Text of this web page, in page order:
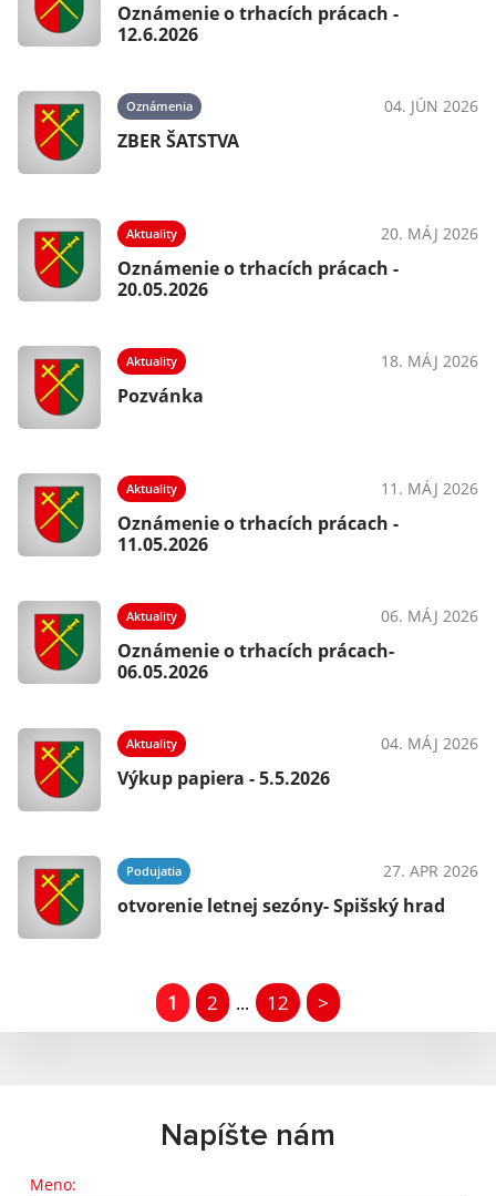
Oznámenie o trhacích prácach -
12.6.2026
Oznámenia 04. JÚN 2026
ZBER ŠATSTVA
Aktuality 20. MÁJ 2026
Oznámenie o trhacích prácach -
20.05.2026
Aktuality 18. MÁJ 2026
Pozvánka
Aktuality 11. MÁJ 2026
Oznámenie o trhacích prácach -
11.05.2026
Aktuality 06. MÁJ 2026
Oznámenie o trhacích prácach-
06.05.2026
Aktuality 04. MÁJ 2026
Výkup papiera - 5.5.2026
Podujatia 27. APR 2026
otvorenie letnej sezóny- Spišský hrad
1 2 ... 12 >
Napíšte nám
Meno: